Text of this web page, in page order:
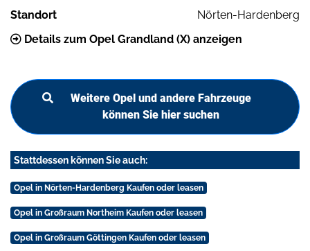
Standort
Nörten-Hardenberg
Details zum Opel Grandland (X) anzeigen
Weitere Opel und andere Fahrzeuge
können Sie hier suchen
Stattdessen können Sie auch:
Opel in Nörten-Hardenberg Kaufen oder leasen
Opel in Großraum Northeim Kaufen oder leasen
Opel in Großraum Göttingen Kaufen oder leasen